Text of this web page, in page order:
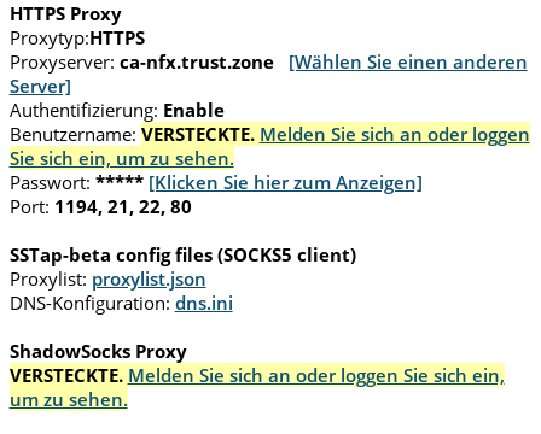
HTTPS Proxy
Proxytyp:HTTPS
Proxyserver: ca-nfx.trust.zone
[Wählen Sie einen anderen
Server]
Authentifizierung: Enable
Benutzername: VERSTECKTE. Melden Sie sich an oder loggen
Sie sich ein, um zu sehen.
Passwort: ***** [Klicken Sie hier zum Anzeigen]
Port: 1194, 21, 22, 80
SSTap-beta config files (SOCKS5 client)
Proxylist: proxylist.json
DNS-Konfiguration: dns.ini
ShadowSocks Proxy
VERSTECKTE. Melden Sie sich an oder loggen Sie sich ein,
um zu sehen.